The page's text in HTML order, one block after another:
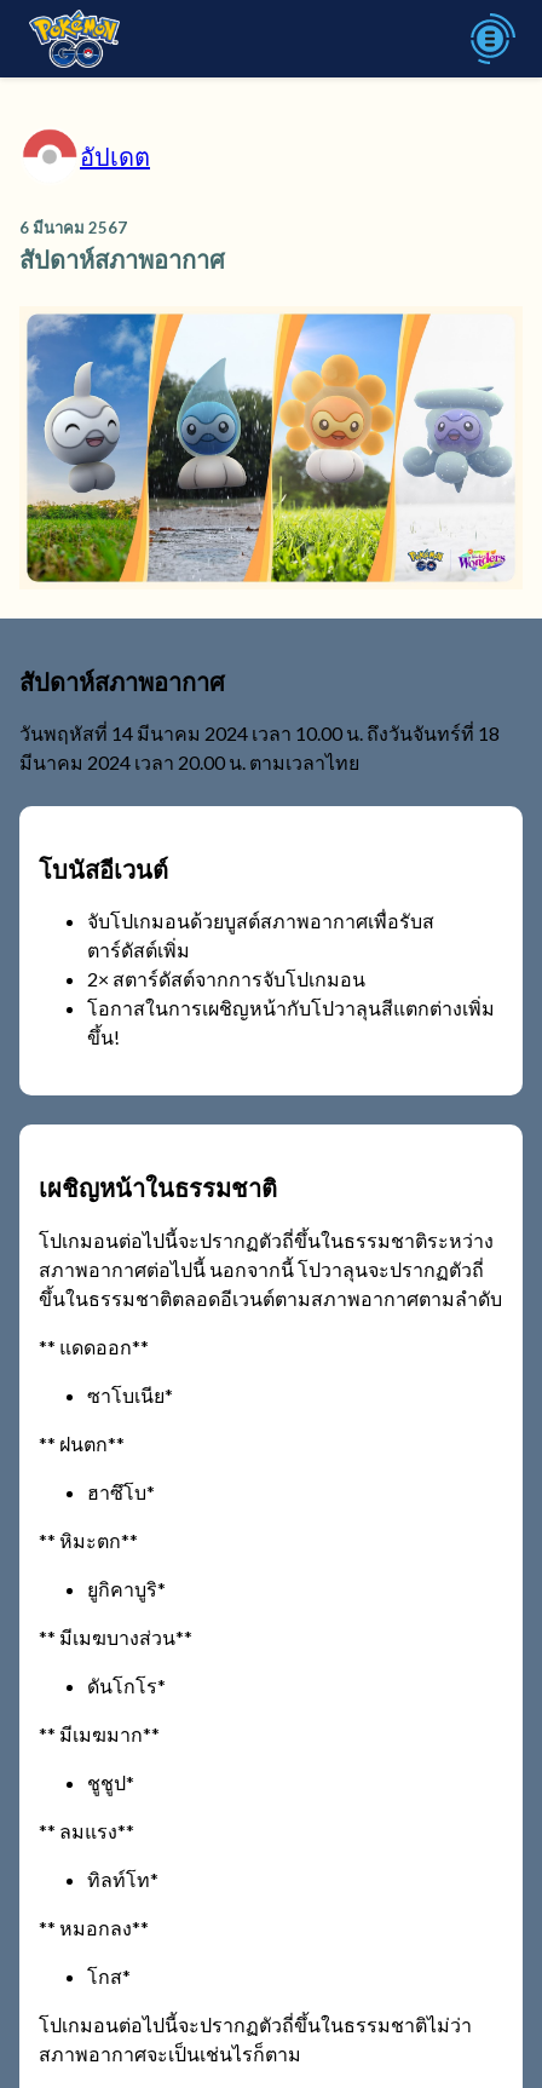
อัปเดต
6 มีนาคม 2567
สัปดาห์สภาพอากาศ
สัปดาห์สภาพอากาศ
วันพฤหัสที่ 14 มีนาคม 2024 เวลา 10.00 น. ถึงวันจันทร์ที่ 18
มีนาคม 2024 เวลา 20.00 น. ตามเวลาไทย
โบนัสอีเวนต์
จับโปเกมอนด้วยบูสต์สภาพอากาศเพื่อรับส
ตาร์ดัสต์เพิ่ม
2× สตาร์ดัสต์จากการจับโปเกมอน
โอกาสในการเผชิญหน้ากับโปวาลุนสีแตกต่างเพิ่ม
ขึ้น!
เผชิญหน้าในธรรมชาติ
โปเกมอนต่อไปนี้จะปรากฏตัวถี่ขึ้นในธรรมชาติระหว่าง
สภาพอากาศต่อไปนี้ นอกจากนี้ โปวาลุนจะปรากฏตัวถี่
ขึ้นในธรรมชาติตลอดอีเวนต์ตามสภาพอากาศตามลำดับ
** แดดออก**
ซาโบเนีย*
** ฝนตก**
ฮาซึโบ*
** หิมะตก**
ยูกิคาบูริ*
** มีเมฆบางส่วน**
ดันโกโร*
** มีเมฆมาก**
ชูชูป*
** ลมแรง**
ทิลท์โท*
** หมอกลง**
โกส*
โปเกมอนต่อไปนี้จะปรากฏตัวถี่ขึ้นในธรรมชาติไม่ว่า
สภาพอากาศจะเป็นเช่นไรก็ตาม